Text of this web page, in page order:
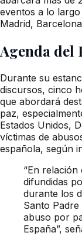
eventos a lo largo
Madrid,
Agenda del
Durante su
discursos, cinco
que abordará
paz,
Estados Unidos,
víctimas de
española, según
“En
difundidas
durante los
Santo
abuso por
España”,